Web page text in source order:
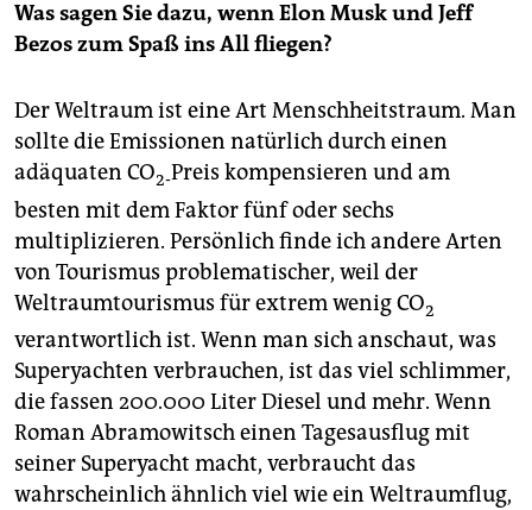
Was sagen Sie dazu, wenn Elon Musk und Jeff
Bezos zum Spaß ins All fliegen?
Der Weltraum ist eine Art Menschheitstraum. Man
sollte die Emissionen natürlich durch einen
adäquaten CO2-Preis kompensieren und am
besten mit dem Faktor fünf oder sechs
multiplizieren. Persönlich finde ich andere Arten
von Tourismus problematischer, weil der
Weltraumtourismus für extrem wenig CO2
verantwortlich ist. Wenn man sich anschaut, was
Superyachten verbrauchen, ist das viel schlimmer,
die fassen 200.000 Liter Diesel und mehr. Wenn
Roman Abramowitsch einen Tagesausflug mit
seiner Superyacht macht, verbraucht das
wahrscheinlich ähnlich viel wie ein Weltraumflug,